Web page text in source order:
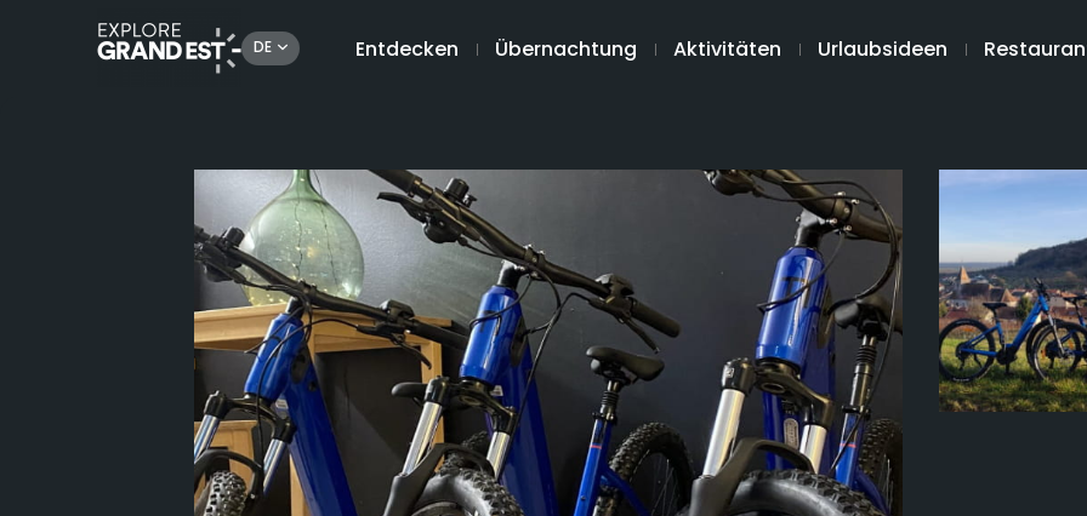
DE Entdecken Übernachtung Aktivitäten Urlaubsideen